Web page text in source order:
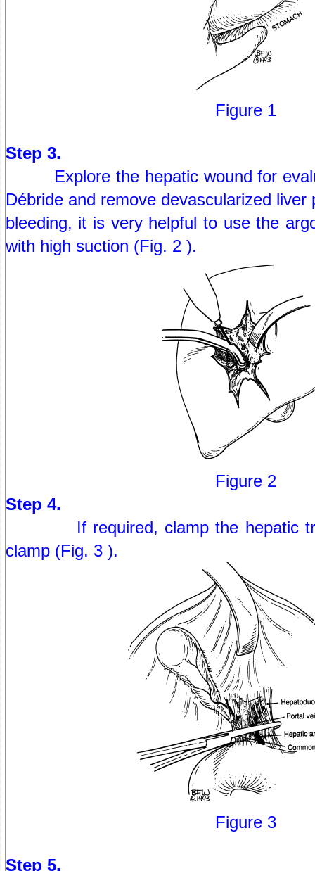
Figure 1
Step 3.
Explore the hepatic wound for
Débride and remove devascularized liver
bleeding, it is very helpful to use the
with high suction (Fig. 2 ).
Figure 2
Step 4.
If required, clamp the hepatic
clamp (Fig. 3 ).
Figure 3
Step 5.